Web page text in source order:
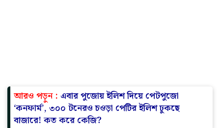
আরও পড়ুন : এবার পুজোয় ইলিশ দিয়ে পেটপুজো
‘কনফার্ম’, ৩০০ টনেরও চওড়া পেটির ইলিশ ঢুকছে
বাজারে! কত করে কেজি?